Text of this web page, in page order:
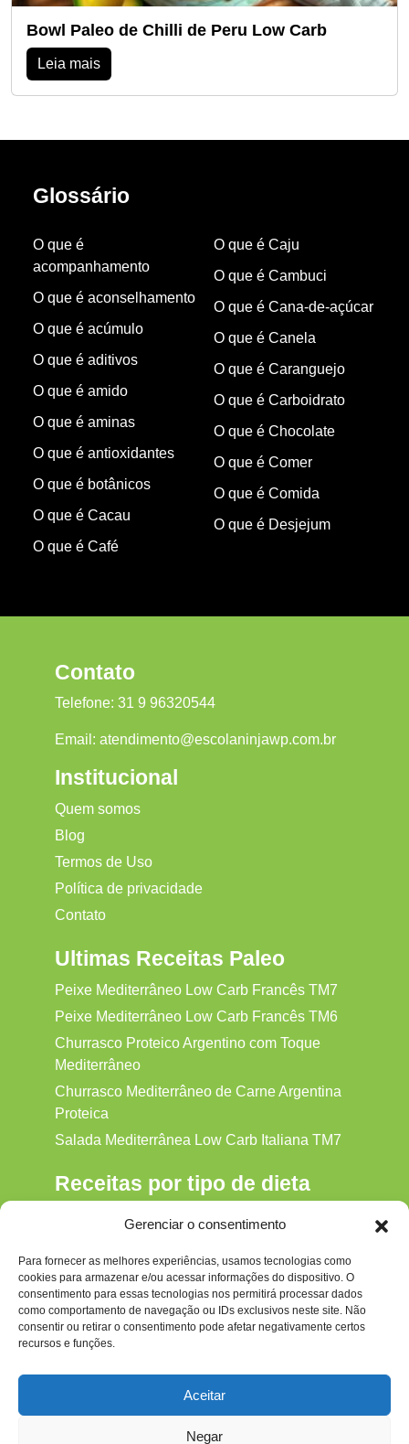
Gerenciar o consentimento
Para fornecer as melhores experiências, usamos tecnologias como
cookies para armazenar e/ou acessar informações do dispositivo. O
consentimento para essas tecnologias nos permitirá processar dados
como comportamento de navegação ou IDs exclusivos neste site. Não
consentir ou retirar o consentimento pode afetar negativamente certos
recursos e funções.
Aceitar
Negar
Bowl Paleo de Chilli de Peru Low Carb
Leia mais
Glossário
O que é
acompanhamento
O que é aconselhamento
O que é acúmulo
O que é aditivos
O que é amido
O que é aminas
O que é antioxidantes
O que é botânicos
O que é Cacau
O que é Café
O que é Caju
O que é Cambuci
O que é Cana-de-açúcar
O que é Canela
O que é Caranguejo
O que é Carboidrato
O que é Chocolate
O que é Comer
O que é Comida
O que é Desjejum
Contato
Telefone: 31 9 96320544
Email: atendimento@escolaninjawp.com.br
Institucional
Quem somos
Blog
Termos de Uso
Política de privacidade
Contato
Ultimas Receitas Paleo
Peixe Mediterrâneo Low Carb Francês TM7
Peixe Mediterrâneo Low Carb Francês TM6
Churrasco Proteico Argentino com Toque
Mediterrâneo
Churrasco Mediterrâneo de Carne Argentina
Proteica
Salada Mediterrânea Low Carb Italiana TM7
Receitas por tipo de dieta
Gluten‑free
Hipocalórica
Low Carb
Nenhum
Paleo